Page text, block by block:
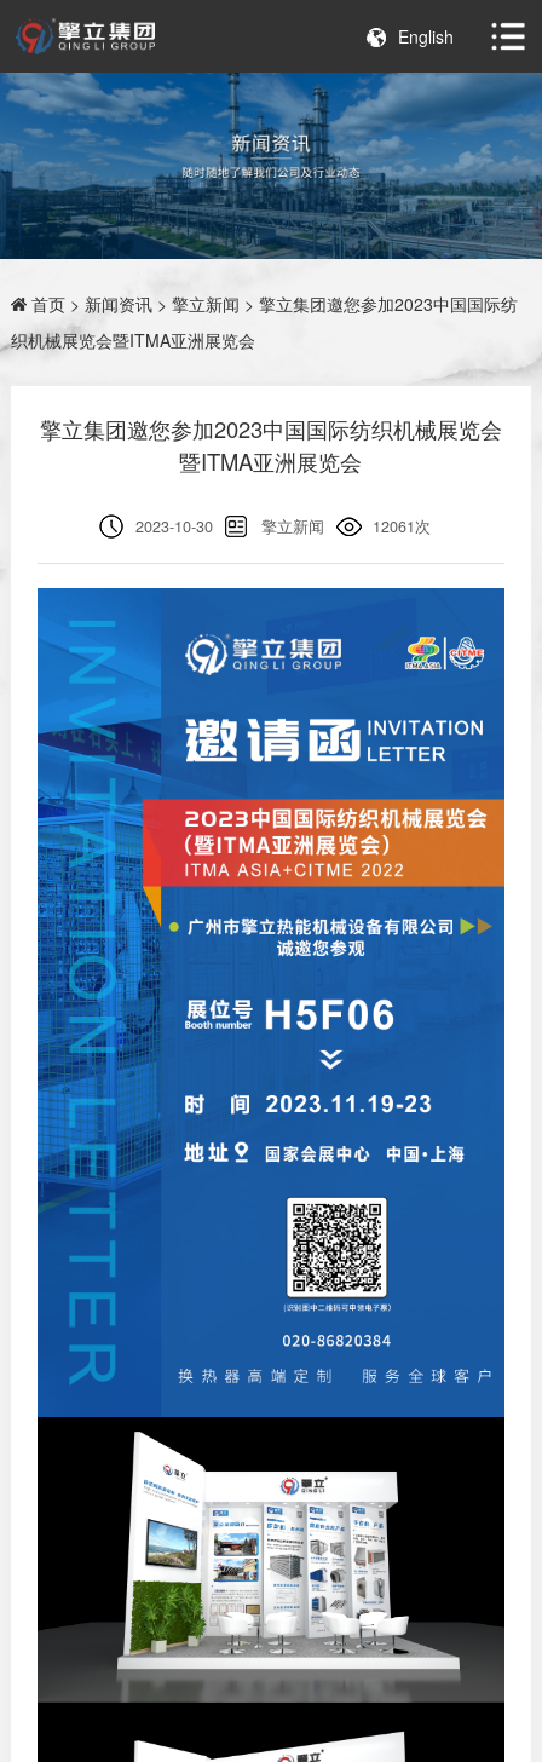
English
首页> 新闻资讯> 擎立新闻 > 擎立集团邀您参加2023中国国际纺
织机械展览会暨ITMA亚洲展览会
擎立集团邀您参加2023中国国际纺织机械展览会
暨ITMA亚洲展览会
2023-10-30 擎立新闻 12061次